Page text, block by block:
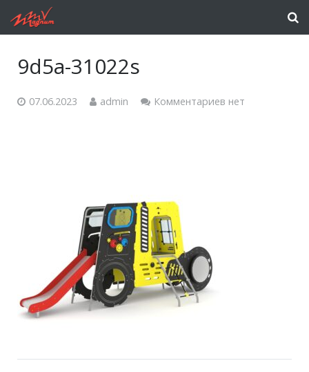
9d5a-31022s
07.06.2023 admin Комментариев нет